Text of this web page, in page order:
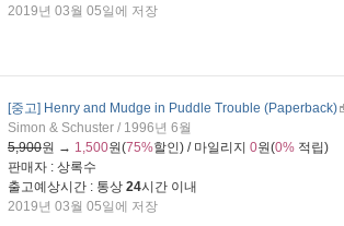
2019년 03월 05일에 저장
[중고] Henry and Mudge in Puddle Trouble (Paperback)
Simon & Schuster / 1996년 6월
5,900원 → 1,500원(75%할인) / 마일리지 0원(0% 적립)
판매자 : 상록수
출고예상시간 : 통상 24시간 이내
2019년 03월 05일에 저장